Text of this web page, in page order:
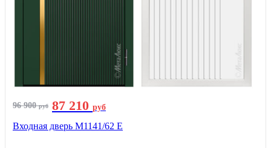
96 900руб 87 210 руб
Входная дверь М1141/62 Е